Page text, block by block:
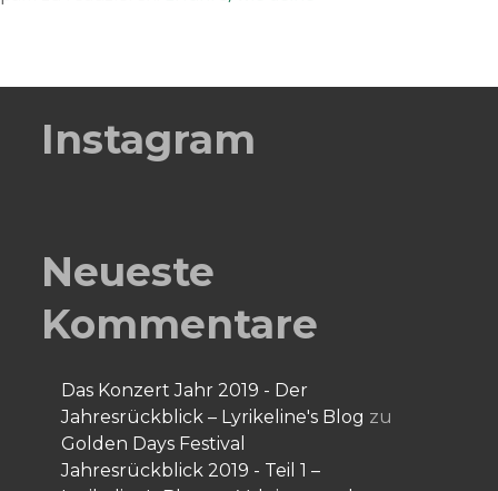
Instagram
Neueste
Kommentare
Das Konzert Jahr 2019 - Der
Jahresrückblick – Lyrikeline's Blog zu
Golden Days Festival
Jahresrückblick 2019 - Teil 1 –